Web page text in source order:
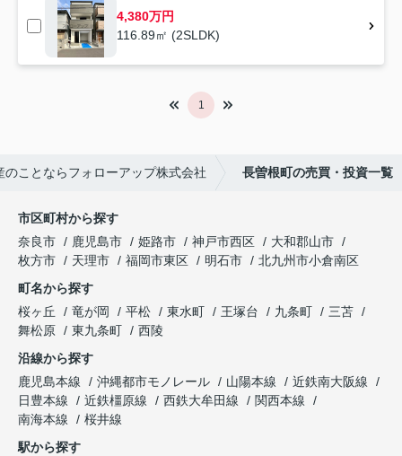
4,380万円
116.89㎡ (2SLDK)
1
のことならフォローアップ株式会社 長曽根町の売買・投資一覧
市区町村から探す
奈良市
鹿児島市 姫路市 神戸市西区
大和郡山市
枚方市
天理市 福岡市東区 明石市
北九州市小倉南区
町名から探す
桜ヶ丘
竜が岡 平松 東水町 王塚台 九条町
三苫
舞松原
東九条町
西陵
沿線から探す
鹿児島本線
沖縄都市モノレール 山陽本線
近鉄南大阪線
日豊本線
近鉄橿原線 西鉄大牟田線
関西本線
南海本線
桜井線
駅から探す